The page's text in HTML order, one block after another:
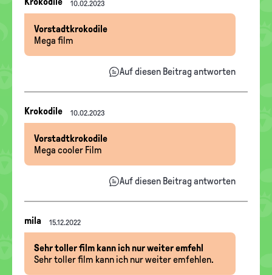
Thread
10.02.2023
Vorstadtkrokodile
Mega film
Auf diesen Beitrag antworten
Nachrichten-
Thread
Krokodile 10.02.2023
Vorstadtkrokodile
Mega cooler Film
Auf diesen Beitrag antworten
Nachrichten-
Thread
mila 15.12.2022
Sehr toller film kann ich nur weiter emfehl
Sehr toller film kann ich nur weiter emfehlen.